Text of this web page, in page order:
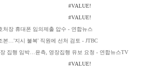
#VALUE!
#VALUE!
장 휴대폰 임의제출 압수 - 연합뉴스
본…'지시 불복' 직원에 선처 검토 - JTBC
집행 임박…윤측, 영장집행 유보 요청 - 연합뉴스TV
#VALUE!